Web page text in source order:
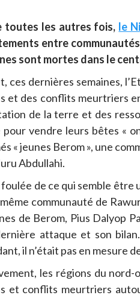
toutes les autres fois, le
entre
sont mortes dans le
ces dernières semaines,
et des conflits meurtriers
de la terre et des
pour vendre leurs bêtes «
« jeunes Berom », une
Abdullahi.
foulée de ce qui semble
communauté de
de Berom, Pius Dalyop
attaque et son
il n’était pas en mesure
les régions du
et conflits meurtriers